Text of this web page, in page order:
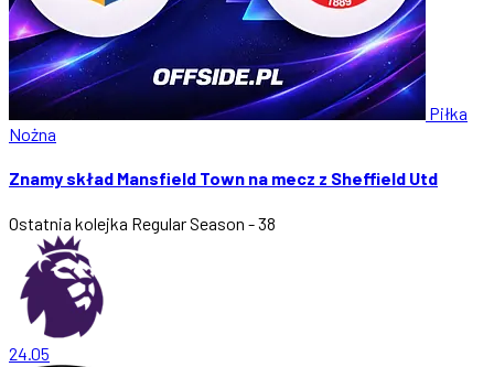
Piłka
Nożna
Znamy skład Mansfield Town na mecz z Sheffield Utd
Ostatnia kolejka Regular Season - 38
24.05